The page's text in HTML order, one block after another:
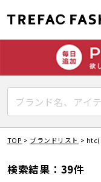
TOP > ブランドリスト > htc(
検索結果：39件